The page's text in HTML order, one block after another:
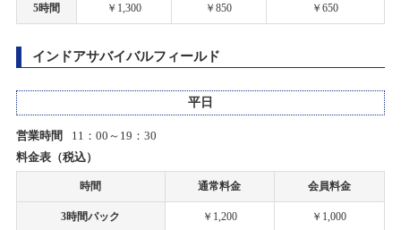
行します。
2019/11/21
上里店サーキットお休みのお知らせ
台風19号の影響による臨時休業および営業時間変更のお知らせ
2025/02/03(月)～2025/06/01(日)
2025/01/25(土)～2025/02/25(火)
カテゴリ：キャンペーン
【札幌店】ミニ四駆計測会開催！
5時間 ￥1,300 ￥850 ￥650
インドアサバイバルフィールド
平日
営業時間
11：00～19：30
料金表（税込）
時間 通常料金 会員料金
3時間パック ￥1,200 ￥1,000